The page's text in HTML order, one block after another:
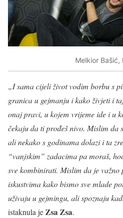
Melkior Bašić,
„I sama cijeli život vodim borbu s
granica u gejmanju i kako živjeti i
onaj pravi, u kojem vrijeme ide i u
čekaju da ti prođeš nivo. Mislim da
ali nekako s godinama dolazi i ta
“vanjskim” zadacima pa moraš,
sve kombinirati. Mislim da je važno
iskustvima kako bismo sve mlade
uživaju u gejmingu, ali spoznaju
istaknula je Zsa Zsa.